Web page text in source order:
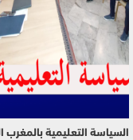
السياسة التعليمية بالمغرب